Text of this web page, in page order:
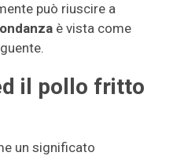
può riuscire a
è vista come
il pollo fritto
un significato